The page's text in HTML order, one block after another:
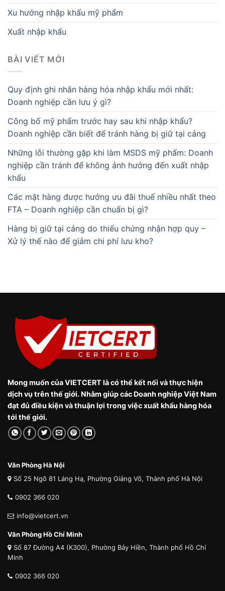
Xu hướng nhập khẩu mỹ phẩm
Xuất nhập khẩu
BÀI VIẾT MỚI
Quy định ghi nhãn hàng hóa nhập khẩu mới nhất:
Doanh nghiệp cần lưu ý gì?
Công bố mỹ phẩm trước hay sau khi nhập khẩu?
Doanh nghiệp cần biết để tránh hàng bị giữ tại cảng
Những lỗi thường gặp khi làm MSDS mỹ phẩm: Doanh
nghiệp cần tránh để không ảnh hưởng đến xuất nhập
khẩu
Các mặt hàng được hưởng ưu đãi thuế nhiều nhất theo
FTA – Doanh nghiệp cần chuẩn bị gì?
Hàng bị giữ tại cảng do thiếu chứng nhận hợp quy –
Xử lý thế nào để giảm chi phí lưu kho?
Mong muốn của VIETCERT là có thể kết nối và thực hiện
dịch vụ trên thế giới. Nhằm giúp các Doanh nghiệp Việt Nam
đạt đủ điều kiện và thuận lợi trong việc xuất khẩu hàng hóa
tới thế giới.
Văn Phòng Hà Nội
Số 25 Ngõ 81 Láng Hạ, Phường Giảng Võ, Thành phố Hà Nội
0902 366 020
info@vietcert.vn
Văn Phòng Hồ Chí Minh
Số 87 Đường A4 (K300), Phường Bảy Hiền, Thành phố Hồ Chí
Minh
0902 366 020